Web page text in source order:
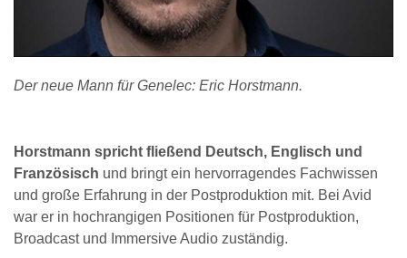
Der neue Mann für Genelec: Eric Horstmann.
Horstmann spricht fließend Deutsch, Englisch und
Französisch und bringt ein hervorragendes Fachwissen
und große Erfahrung in der Postproduktion mit. Bei Avid
war er in hochrangigen Positionen für Postproduktion,
Broadcast und Immersive Audio zuständig.